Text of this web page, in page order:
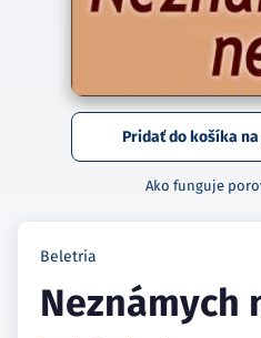
Pridať do košíka
Ako funguje
Beletria
Neznámych